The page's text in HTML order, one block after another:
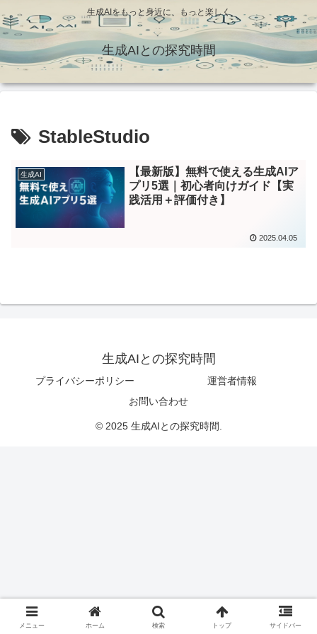
生成AIをもっと身近に、もっと楽しく
生成AIとの探究時間
StableStudio
生成AI
【最新版】無料で使える生成AIア
プリ5選｜初心者向けガイド【実
践活用＋評価付き】
2025.04.05
生成AIとの探究時間
プライバシーポリシー
運営者情報
お問い合わせ
© 2025 生成AIとの探究時間.
メニュー ホーム 検索 トップ サイドバー